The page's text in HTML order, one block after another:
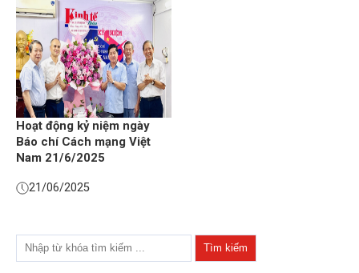
Hoạt động kỷ niệm ngày
Báo chí Cách mạng Việt
Nam 21/6/2025
21/06/2025